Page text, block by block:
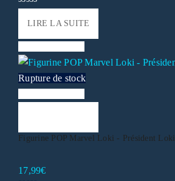
LIRE LA SUITE
Rupture de stock
Figurine POP Marvel Loki - Président Loki
17,99€